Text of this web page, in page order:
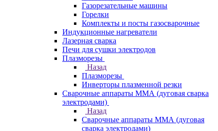
Газорезательные машины
Горелки
Комплекты и посты газосварочные
Индукционные нагреватели
Лазерная сварка
Печи для сушки электродов
Плазморезы
Назад
Плазморезы
Инверторы плазменной резки
Сварочные аппараты ММА (дуговая сварка
электродами)
Назад
Сварочные аппараты ММА (дуговая
сварка электродами)